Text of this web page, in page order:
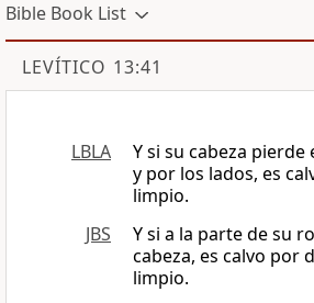
Bible Book List
LEVÍTICO 13:41
LBLA
Y si su cabeza
y por los lados, es
limpio.
JBS
Y si a la parte de su
cabeza, es calvo por
limpio.